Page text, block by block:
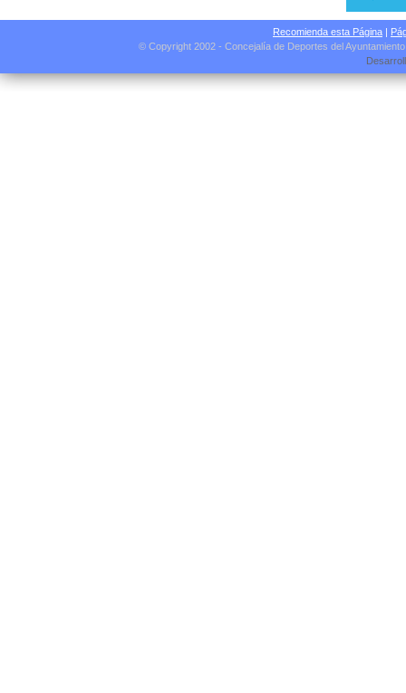
Recomienda esta Página |
© Copyright 2002 - Concejalía de Deportes del